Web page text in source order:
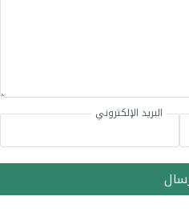
البريد الإلكتروني